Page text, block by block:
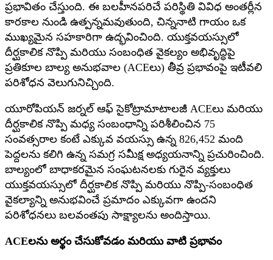
ప్రభావితం చేస్తుంది. ఈ బలహీనపరిచే పరిస్థితి వివిధ అంతర్లీన
కారకాల నుండి ఉత్పన్నమవుతుంది, చిన్ననాటి గాయం ఒక
ముఖ్యమైన సహకారిగా ఉద్భవించింది. యుక్తవయస్సులో
దీర్ఘకాలిక నొప్పి మరియు సంబంధిత వైకల్యం అభివృద్ధిపై
ప్రతికూల బాల్య అనుభవాల (ACEలు) తీవ్ర ప్రభావంపై ఇటీవలి
పరిశోధన వెలుగునిచ్చింది.
యూరోపియన్ జర్నల్ ఆఫ్ సైకోట్రామాటాలజీ ACEలు మరియు
దీర్ఘకాలిక నొప్పి మధ్య సంబంధాన్ని పరిశీలించిన 75
సంవత్సరాల కంటే ఎక్కువ వయస్సు ఉన్న 826,452 మంది
పెద్దలను కలిగి ఉన్న సమగ్ర సమీక్ష అధ్యయనాన్ని ప్రచురించింది.
బాల్యంలో బాధాకరమైన సంఘటనలకు గురైన వ్యక్తులు
యుక్తవయస్సులో దీర్ఘకాలిక నొప్పి మరియు నొప్పి-సంబంధిత
వైకల్యాన్ని అనుభవించే ప్రమాదం ఎక్కువగా ఉందని
పరిశోధనలు బలవంతపు సాక్ష్యాలను అందిస్తాయి.
ACEలను అర్థం చేసుకోవడం మరియు వాటి ప్రభావం